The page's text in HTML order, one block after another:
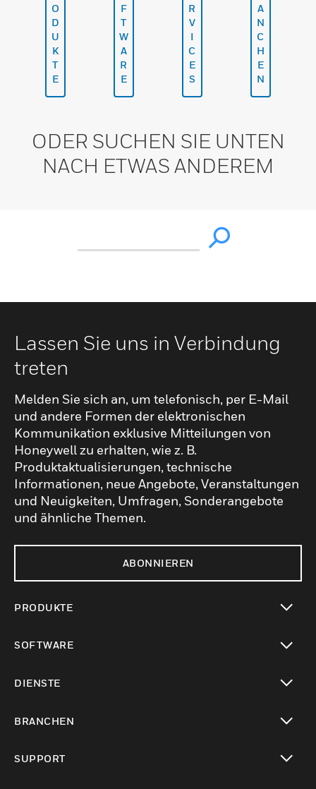
O
D
U
K
T
E
F
T
W
A
R
E
R
V
I
C
E
S
A
N
C
H
E
N
ODER SUCHEN SIE UNTEN
NACH ETWAS ANDEREM
Lassen Sie uns in Verbindung
treten
Melden Sie sich an, um telefonisch, per E-Mail
und andere Formen der elektronischen
Kommunikation exklusive Mitteilungen von
Honeywell zu erhalten, wie z. B.
Produktaktualisierungen, technische
Informationen, neue Angebote, Veranstaltungen
und Neuigkeiten, Umfragen, Sonderangebote
und ähnliche Themen.
ABONNIEREN
PRODUKTE
SOFTWARE
DIENSTE
BRANCHEN
SUPPORT